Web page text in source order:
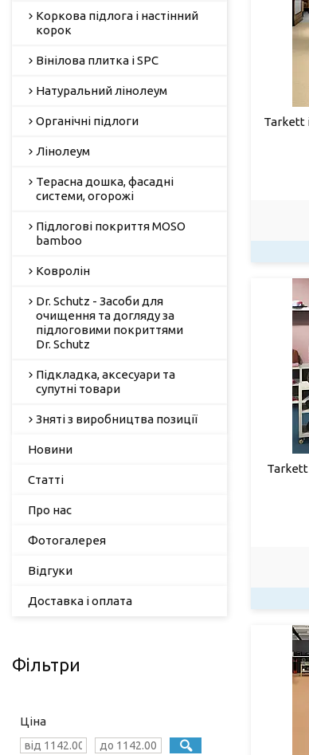
Tarkett
Tarkett
Коркова підлога і настінний
корок
Вінілова плитка і SPC
Натуральний лінолеум
Органічні підлоги
Лінолеум
Терасна дошка, фасадні
системи, огорожі
Підлогові покриття MOSO
bamboo
Ковролін
Dr. Schutz - Засоби для
очищення та догляду за
підлоговими покриттями
Dr. Schutz
Підкладка, аксесуари та
супутні товари
Зняті з виробництва позиції
Новини
Статті
Про нас
Фотогалерея
Відгуки
Доставка і оплата
Фільтри
Ціна